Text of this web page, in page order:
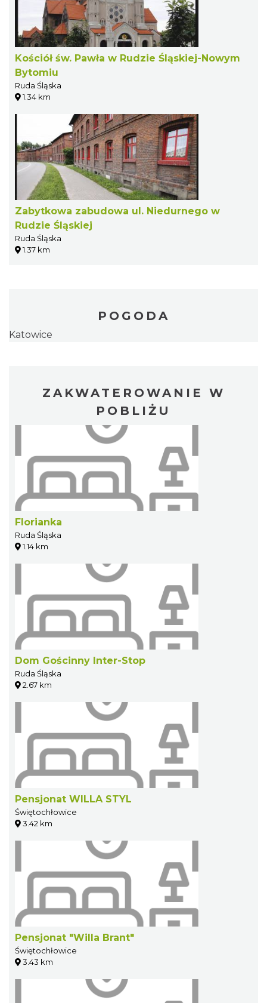
Kościół św. Pawła w Rudzie Śląskiej-Nowym
Bytomiu
Ruda Śląska
1.34 km
Zabytkowa zabudowa ul. Niedurnego w
Rudzie Śląskiej
Ruda Śląska
1.37 km
POGODA
Katowice
ZAKWATEROWANIE W
POBLIŻU
Florianka
Ruda Śląska
1.14 km
Dom Gościnny Inter-Stop
Ruda Śląska
2.67 km
Pensjonat WILLA STYL
Świętochłowice
3.42 km
Pensjonat "Willa Brant"
Świętochłowice
3.43 km